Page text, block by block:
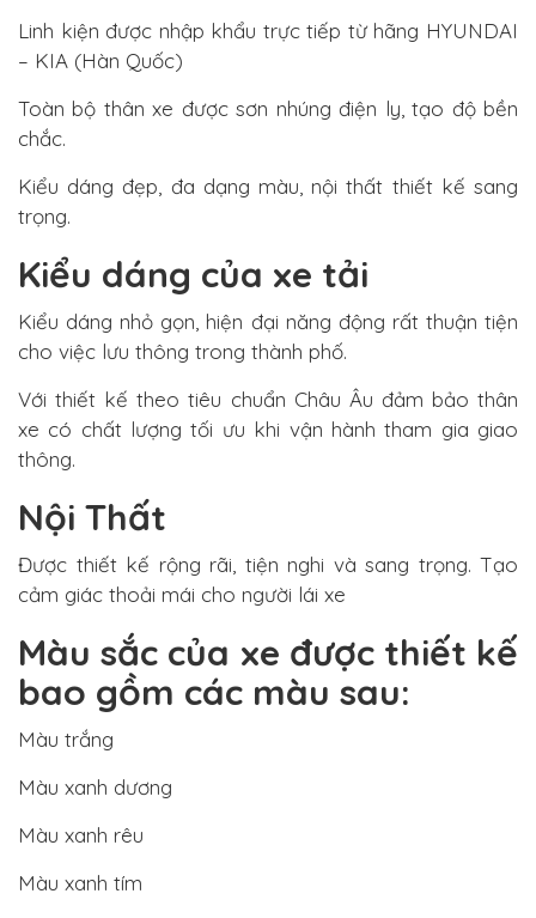
Linh kiện được nhập khẩu trực tiếp từ hãng HYUNDAI
– KIA (Hàn Quốc)
Toàn bộ thân xe được sơn nhúng điện ly, tạo độ bền
chắc.
Kiểu dáng đẹp, đa dạng màu, nội thất thiết kế sang
trọng.
Kiểu dáng của xe tải
Kiểu dáng nhỏ gọn, hiện đại năng động rất thuận tiện
cho việc lưu thông trong thành phố.
Với thiết kế theo tiêu chuẩn Châu Âu đảm bảo thân
xe có chất lượng tối ưu khi vận hành tham gia giao
thông.
Nội Thất
Được thiết kế rộng rãi, tiện nghi và sang trọng. Tạo
cảm giác thoải mái cho người lái xe
Màu sắc của xe được thiết kế
bao gồm các màu sau:
Màu trắng
Màu xanh dương
Màu xanh rêu
Màu xanh tím